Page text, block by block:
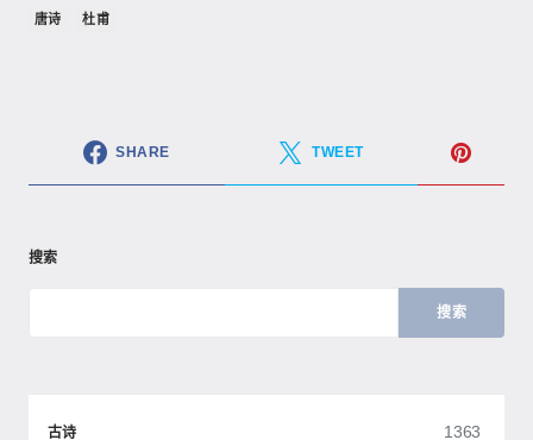
唐诗 杜甫
SHARE TWEET
搜索
搜索
古诗 1363